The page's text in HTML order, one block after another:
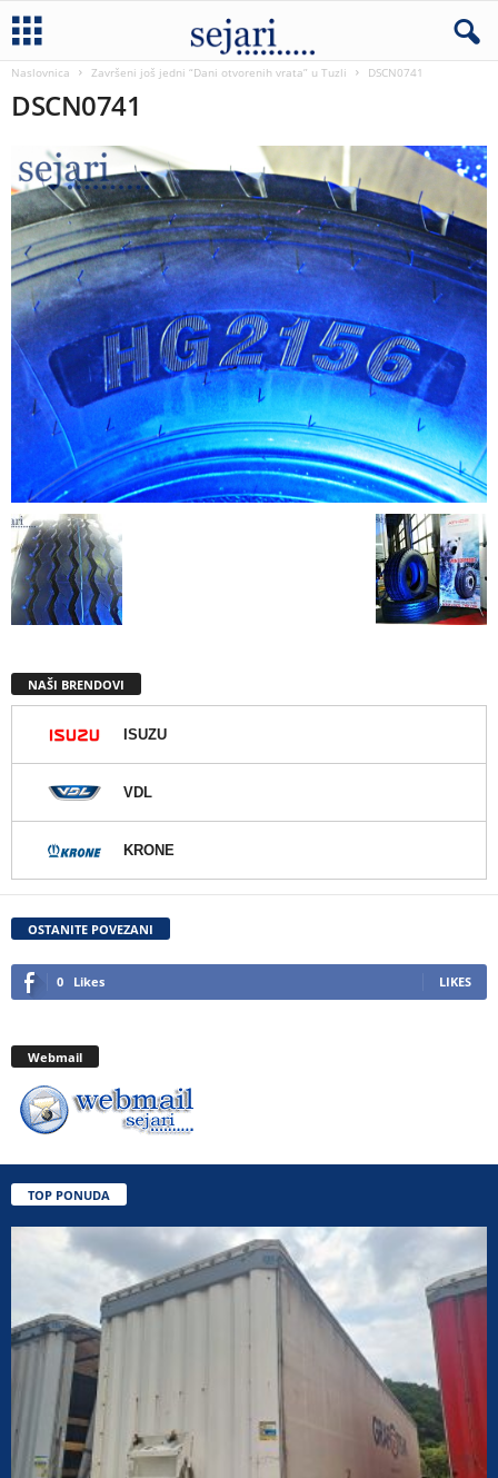
Naslovnica Završeni još jedni “Dani otvorenih vrata” u Tuzli DSCN0741
DSCN0741
NAŠI BRENDOVI
ISUZU
VDL
KRONE
OSTANITE POVEZANI
0 Likes LIKES
Webmail
TOP PONUDA